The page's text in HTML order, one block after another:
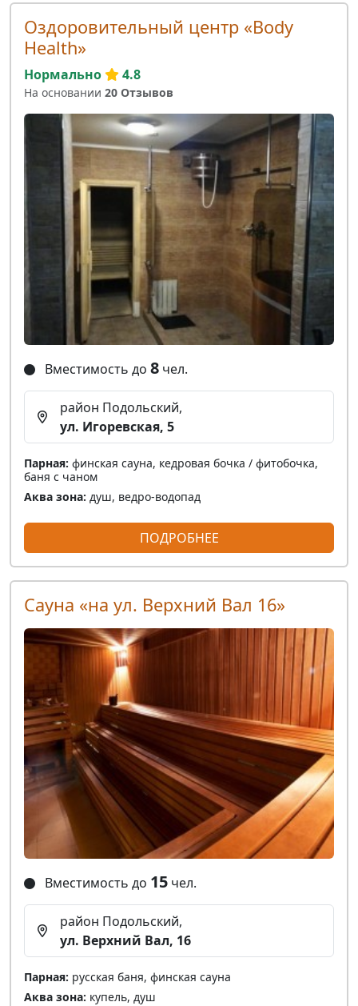
Оздоровительный центр «Body
Health»
Нормально 4.8
На основании 20 Отзывов
Вместимость до 8 чел.
район Подольский,
ул. Игоревская, 5
Парная: финская сауна, кедровая бочка / фитобочка,
баня с чаном
Аква зона: душ, ведро-водопад
ПОДРОБНЕЕ
Сауна «на ул. Верхний Вал 16»
Вместимость до 15 чел.
район Подольский,
ул. Верхний Вал, 16
Парная: русская баня, финская сауна
Аква зона: купель, душ